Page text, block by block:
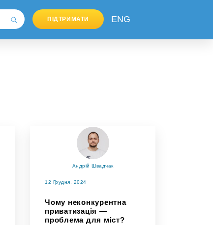
ПІДТРИМАТИ ENG
Андрій Швадчак
12 Грудня, 2024
Чому неконкурентна
приватизація —
проблема для міст?